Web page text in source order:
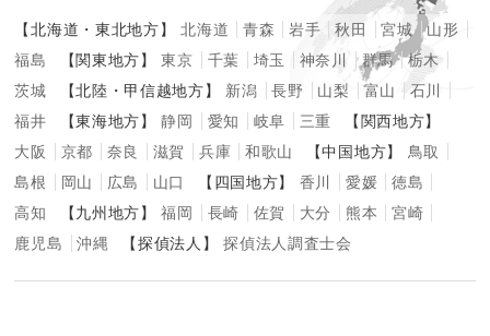
【北海道・東北地方】 北海道 青森 岩手 秋田 宮城
山形
福島
【関東地方】 東京 千葉 埼玉 神奈川 群馬
栃木
茨城
【北陸・甲信越地方】 新潟 長野 山梨 富山
石川
福井
【東海地方】 静岡 愛知 岐阜 三重
【関西地方】
大阪
京都 奈良 滋賀 兵庫 和歌山 【中国地方】
鳥取
島根
岡山 広島 山口 【四国地方】 香川 愛媛
徳島
高知
【九州地方】 福岡 長崎 佐賀 大分 熊本
宮崎
鹿児島
沖縄 【探偵法人】 探偵法人調査士会